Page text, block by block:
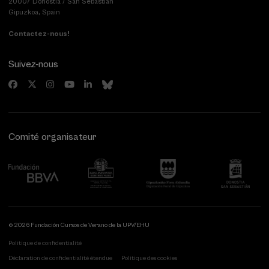
20007 Donostia / San Sebastián
Gipuzkoa, Spain
Contactez-nous!
Suivez-nous
Comité organisateur
© 2026 Fundación Cursos de Verano de la UPV/EHU
Politique de confidentialité
Déclaration de confidentialité étendue Politique des cookies